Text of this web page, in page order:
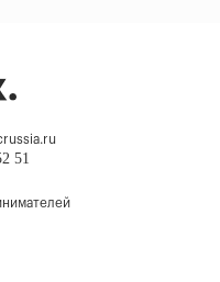
51